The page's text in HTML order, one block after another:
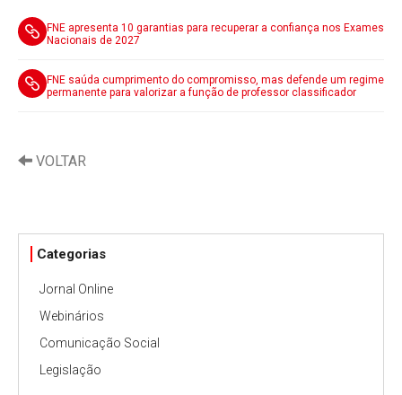
FNE apresenta 10 garantias para recuperar a confiança nos Exames
Nacionais de 2027
FNE saúda cumprimento do compromisso, mas defende um regime
permanente para valorizar a função de professor classificador
VOLTAR
Categorias
Jornal Online
Webinários
Comunicação Social
Legislação